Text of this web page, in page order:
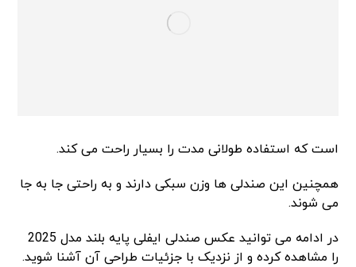
است که استفاده طولانی مدت را بسیار راحت می کند.
همچنین این صندلی ها وزن سبکی دارند و به راحتی جا به جا
می شوند.
در ادامه می توانید عکس صندلی ایفلی پایه بلند مدل 2025
را مشاهده کرده و از نزدیک با جزئیات طراحی آن آشنا شوید.